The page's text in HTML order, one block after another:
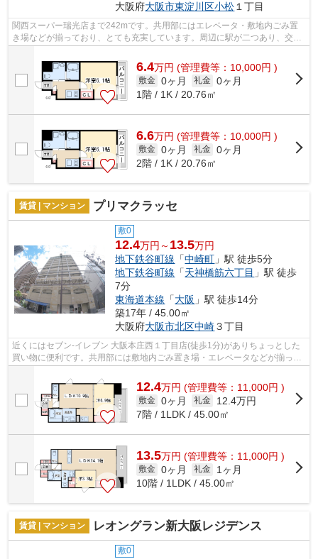
大阪府大阪市東淀川区小松１丁目
関西スーパー瑞光店まで242mです。共用部にはエレベータ・敷地内ごみ置
き場などが揃っており、とても充実しています。周辺に駅が二つあり、交通
6.4万円 (管理費等：10,000円 )
敷金 0ヶ月 礼金 0ヶ月
1階 / 1K / 20.76㎡
6.6万円 (管理費等：10,000円 )
敷金 0ヶ月 礼金 0ヶ月
2階 / 1K / 20.76㎡
賃貸 | マンション プリマクラッセ
敷0
12.4万円～ 13.5万円
地下鉄谷町線 「中崎町 」駅 徒歩5分
地下鉄谷町線 「天神橋筋六丁目 」駅 徒歩
7分
東海道本線 「大阪 」駅 徒歩14分
築17年 / 45.00㎡
大阪府大阪市北区中崎３丁目
近くにはセブン‐イレブン 大阪本庄西１丁目店(徒歩1分)がありちょっとした
買い物に便利です。共用部には敷地内ごみ置き場・エレベータなどが揃って
12.4万円 (管理費等：11,000円 )
敷金 0ヶ月 礼金
12.4万円
7階 / 1LDK / 45.00㎡
13.5万円 (管理費等：11,000円 )
敷金 0ヶ月 礼金
1ヶ月
10階 / 1LDK / 45.00㎡
賃貸 | マンション レオングラン新大阪レジデンス
敷0